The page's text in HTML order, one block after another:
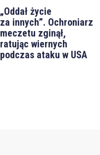
„Oddał życie
za innych”. Ochroniarz
meczetu zginął,
ratując wiernych
podczas ataku w USA